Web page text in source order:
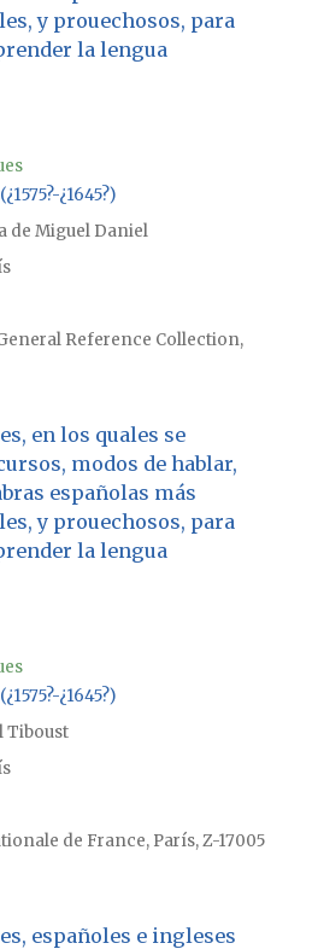
y prouechosos, para
la lengua
¿1645?)
de Miguel Daniel
Reference Collection,
en los quales se
modos de hablar,
españolas más
y prouechosos, para
la lengua
¿1645?)
Tiboust
de France, París, Z-17005
españoles e ingleses